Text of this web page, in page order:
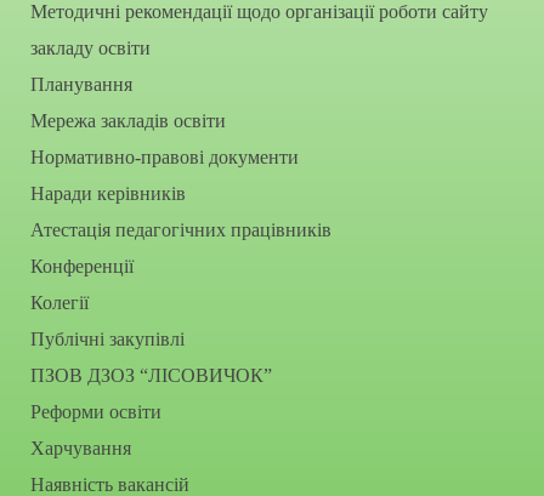
Методичні рекомендації щодо організації роботи сайту
закладу освіти
Планування
Мережа закладів освіти
Нормативно-правові документи
Наради керівників
Атестація педагогічних працівників
Конференції
Колегії
Публічні закупівлі
ПЗОВ ДЗОЗ “ЛІСОВИЧОК”
Реформи освіти
Харчування
Наявність вакансій